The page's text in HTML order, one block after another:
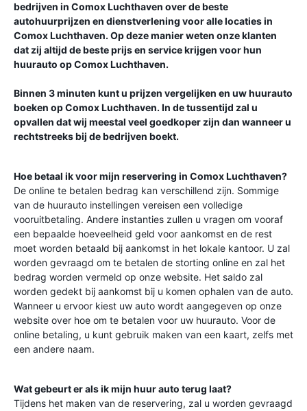
bedrijven in Comox Luchthaven over de beste
autohuurprijzen en dienstverlening voor alle locaties in
Comox Luchthaven. Op deze manier weten onze klanten
dat zij altijd de beste prijs en service krijgen voor hun
huurauto opComox Luchthaven.
Binnen 3 minuten kunt u prijzen vergelijken en uw huurauto
boeken opComox Luchthaven. In de tussentijd zal u
opvallen dat wij meestal veel goedkoper zijn dan wanneer u
rechtstreeks bij de bedrijven boekt.
Hoe betaal ik voor mijn reservering in Comox Luchthaven?
De online te betalen bedrag kan verschillend zijn. Sommige
van de huurauto instellingen vereisen een volledige
vooruitbetaling. Andere instanties zullen u vragen om vooraf
een bepaalde hoeveelheid geld voor aankomst en de rest
moet worden betaald bij aankomst in het lokale kantoor. U zal
worden gevraagd om te betalen de storting online en zal het
bedrag worden vermeld op onze website. Het saldo zal
worden gedekt bij aankomst bij u komen ophalen van de auto.
Wanneer u ervoor kiest uw auto wordt aangegeven op onze
website over hoe om te betalen voor uw huurauto. Voor de
online betaling, u kunt gebruik maken van een kaart, zelfs met
een andere naam.
Wat gebeurt er als ik mijn huur auto terug laat?
Tijdens het maken van de reservering, zal u worden gevraagd